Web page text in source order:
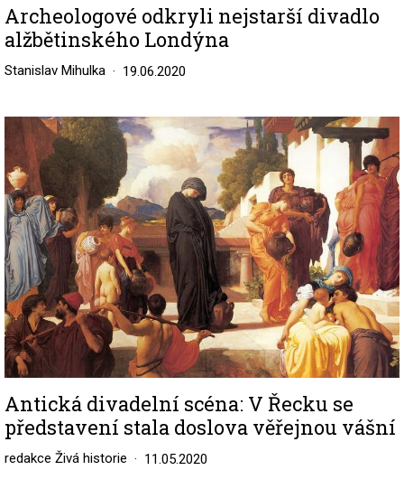
Archeologové odkryli nejstarší divadlo
alžbětinského Londýna
Stanislav Mihulka 19.06.2020
Image
Antická divadelní scéna: V Řecku se
představení stala doslova věřejnou vášní
redakce Živá historie 11.05.2020